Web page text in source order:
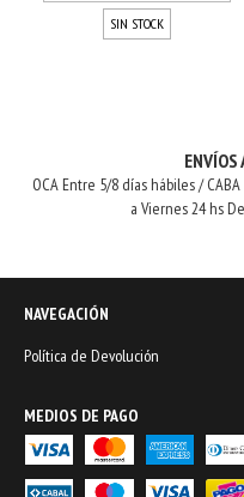
SIN STOCK
ENVÍOS
OCA Entre 5/8 días hábiles /
a Viernes 24 hs
NAVEGACIÓN
Política de Devolución
MEDIOS DE PAGO